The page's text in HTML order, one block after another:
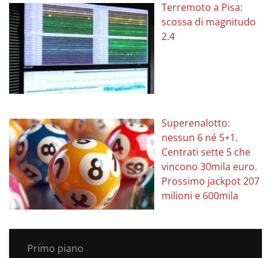
Terremoto a Pisa:
scossa di magnitudo
2.4
Superenalotto:
nessun 6 né 5+1.
Centrati sette 5 che
vincono 30mila euro.
Prossimo jackpot 207
milioni e 600mila
Primo piano